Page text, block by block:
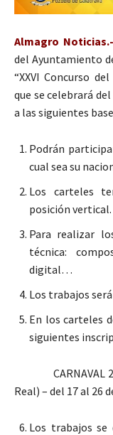
Almagro Noticias.-
del Ayuntamiento
“XXVI Concurso
que se celebrará
a las siguientes
Podrán
cual sea su
Los carteles
posición vertical.
Para realizar
técnica:
digital…
Los trabajos
En los carteles
siguientes
CARNAVAL
Real) – del 17 al 26
Los trabajos se